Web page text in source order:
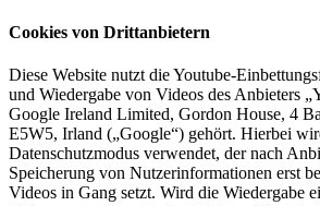
Cookies von Drittanbietern
Diese Website nutzt die Youtube-
und Wiedergabe von Videos des Anbieters
Google Ireland Limited, Gordon House, 4
E5W5, Irland („Google“) gehört. Hierbei
Datenschutzmodus verwendet, der nach
Speicherung von Nutzerinformationen erst
Videos in Gang setzt. Wird die Wiedergabe